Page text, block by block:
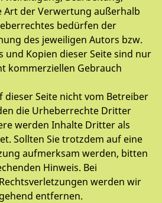
der Verwertung außerhalb
bedürfen der
des jeweiligen Autors bzw.
und Kopien dieser Seite sind nur
kommerziellen Gebrauch
dieser Seite nicht vom Betreiber
die Urheberrechte Dritter
werden Inhalte Dritter als
Sollten Sie trotzdem auf eine
aufmerksam werden, bitten
Hinweis. Bei
werden wir
entfernen.